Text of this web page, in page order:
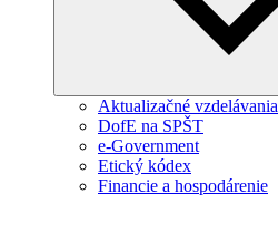
Aktualizačné vzdelávania
DofE na SPŠT
e-Government
Etický kódex
Financie a hospodárenie